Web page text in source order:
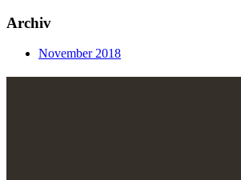
Archiv
November 2018